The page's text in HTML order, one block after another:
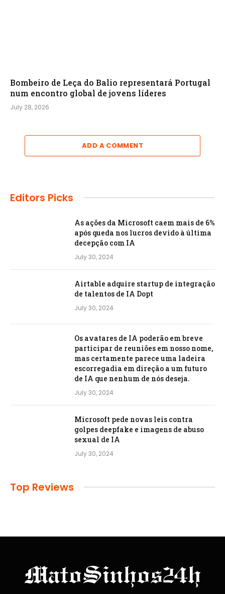
Bombeiro de Leça do Balio representará Portugal
num encontro global de jovens líderes
July 28, 2026
ADD A COMMENT
Editors Picks
As ações da Microsoft caem mais de 6%
após queda nos lucros devido à última
decepção com IA
July 30, 2024
Airtable adquire startup de integração
de talentos de IA Dopt
July 30, 2024
Os avatares de IA poderão em breve
participar de reuniões em nosso nome,
mas certamente parece uma ladeira
escorregadia em direção a um futuro
de IA que nenhum de nós deseja.
July 30, 2024
Microsoft pede novas leis contra
golpes deepfake e imagens de abuso
sexual de IA
July 30, 2024
Top Reviews